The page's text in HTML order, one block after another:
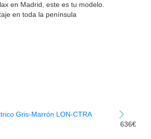
en Madrid, este es tu modelo.
en toda la península
636€